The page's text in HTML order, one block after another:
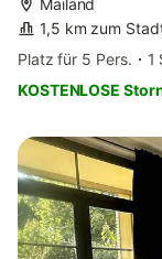
Mailand
1,5 km zum
Platz für 5 Pers.
1
KOSTENLOSE